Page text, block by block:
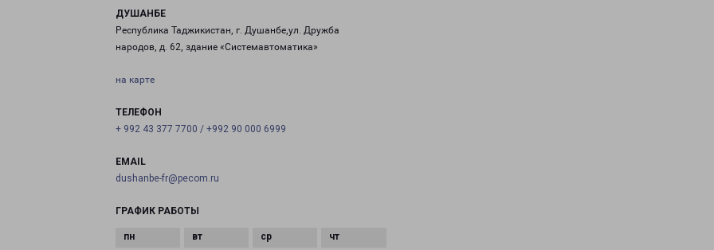
ДУШАНБЕ
Республика Таджикистан, г. Душанбе,ул. Дружба
народов, д. 62, здание «Системавтоматика»
на карте
ТЕЛЕФОН
+ 992 43 377 7700 / +992 90 000 6999
EMAIL
dushanbe-fr@pecom.ru
ГРАФИК РАБОТЫ